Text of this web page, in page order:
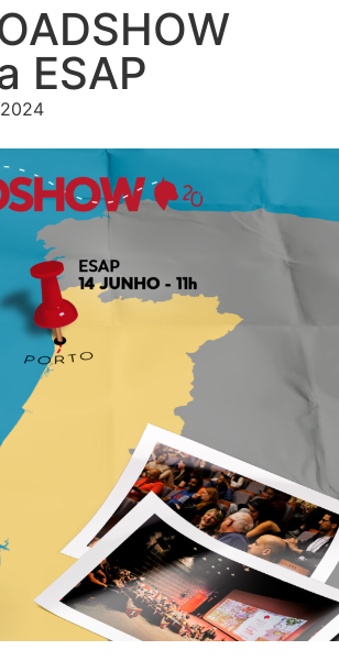
ESAP